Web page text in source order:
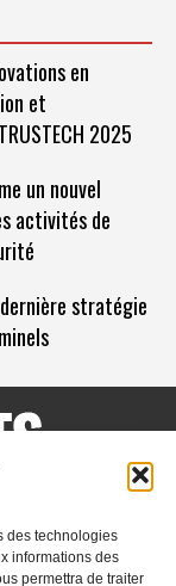
des technologies
informations des
permettra de traiter
en
et
2025
un nouvel
activités de
stratégie
informatique
des livres
toutes les